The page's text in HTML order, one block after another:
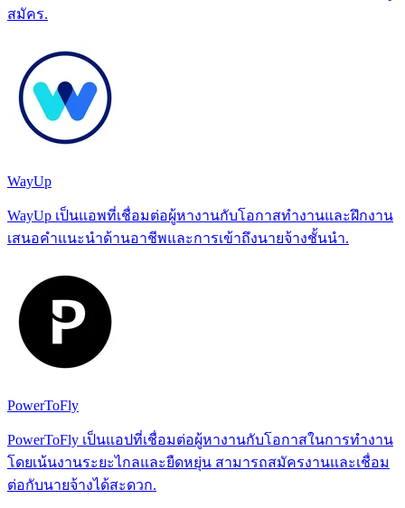
สมัคร.
WayUp
WayUp เป็นแอพที่เชื่อมต่อผู้หางานกับโอกาสทำงานและฝึกงาน
เสนอคำแนะนำด้านอาชีพและการเข้าถึงนายจ้างชั้นนำ.
PowerToFly
PowerToFly เป็นแอปที่เชื่อมต่อผู้หางานกับโอกาสในการทำงาน
โดยเน้นงานระยะไกลและยืดหยุ่น สามารถสมัครงานและเชื่อม
ต่อกับนายจ้างได้สะดวก.